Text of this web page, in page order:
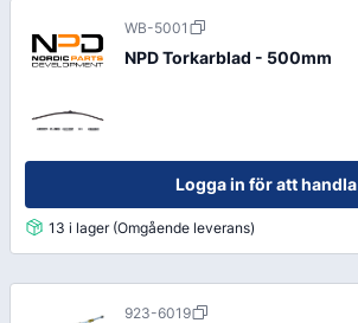
WB-5001
NPD Torkarblad - 500mm
Logga in för att handla
13 i lager (Omgående leverans)
923-6019